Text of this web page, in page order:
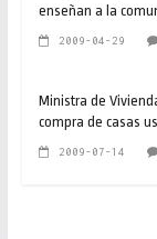
enseñan a la
2009-04-29
Ministra de
compra de casas
2009-07-14